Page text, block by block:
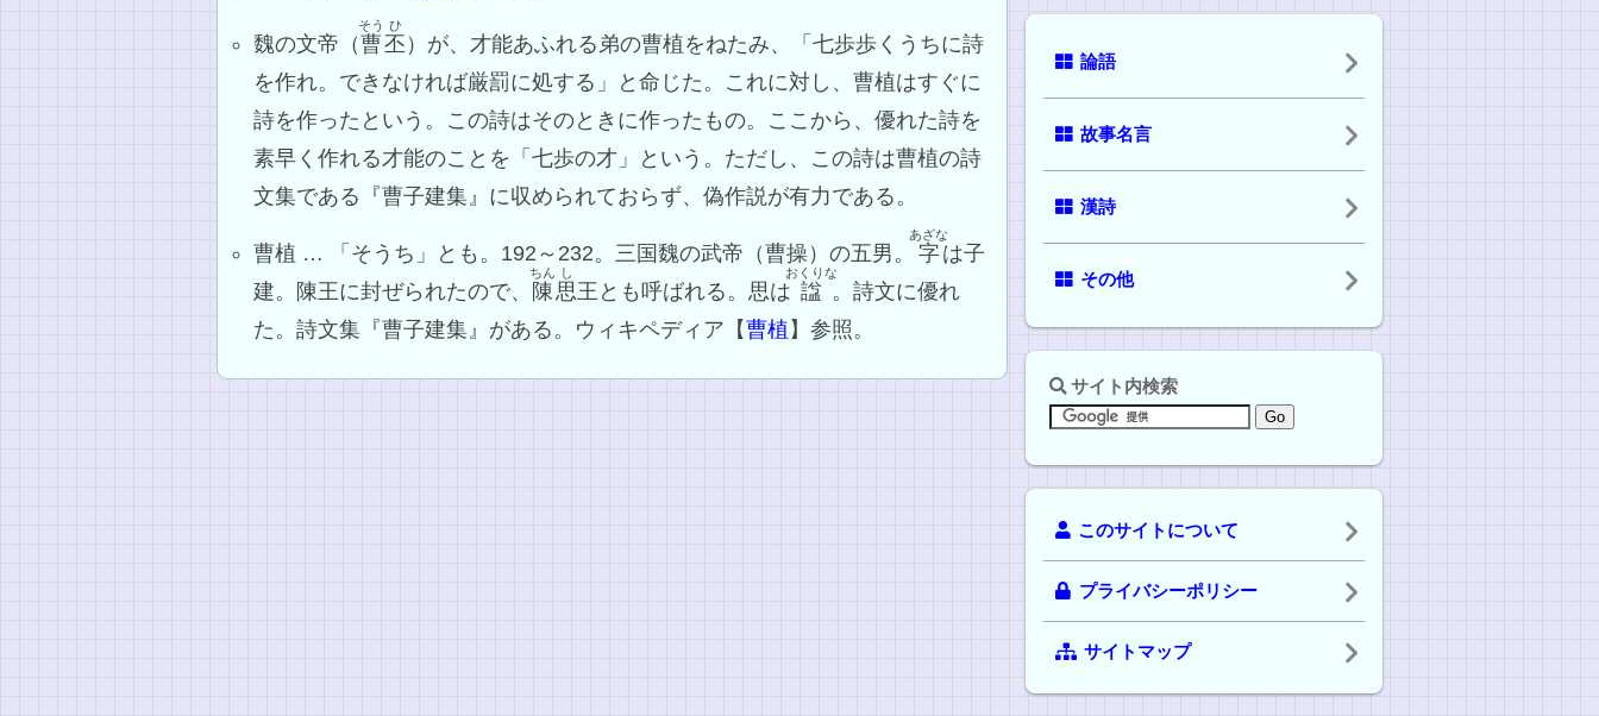
魏の文帝（曹
そう
丕
ひ
）が、才能あふれる弟の曹植をねたみ、「七歩歩くうちに詩
を作れ。できなければ厳罰に処する」と命じた。これに対し、曹植はすぐに
詩を作ったという。この詩はそのときに作ったもの。ここから、優れた詩を
素早く作れる才能のことを「七歩の才」という。ただし、この詩は曹植の詩
文集である『曹子建集』に収められておらず、偽作説が有力である。
曹植 … 「そうち」とも。192～232。三国魏の武帝（曹操）の五男。 字
あざな
は子
建。陳王に封ぜられたので、
陳
ちん
思
し
王とも呼ばれる。思は 諡
おくりな
。詩文に優れ
た。詩文集『曹子建集』がある。ウィキペディア【曹植 】参照。
論語
故事名言
漢詩
その他
サイト内検索
このサイトについて
プライバシーポリシー
サイトマップ